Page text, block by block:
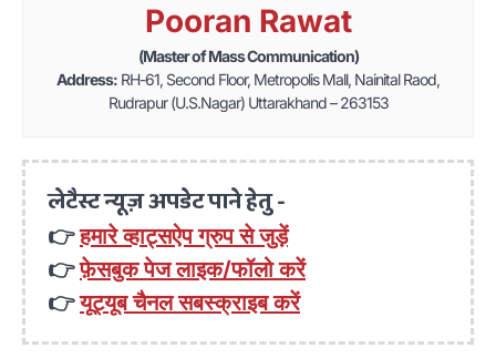
Pooran Rawat
(Master of Mass Communication)
Address: RH-61, Second Floor, Metropolis Mall, Nainital Raod,
Rudrapur (U.S.Nagar) Uttarakhand – 263153
लेटैस्ट न्यूज़ अपडेट पाने हेतु -
👉हमारे व्हाट्सऐप ग्रुप से जुड़ें
👉फ़ेसबुक पेज लाइक/फॉलो करें
👉यूट्यूब चैनल सबस्क्राइब करें